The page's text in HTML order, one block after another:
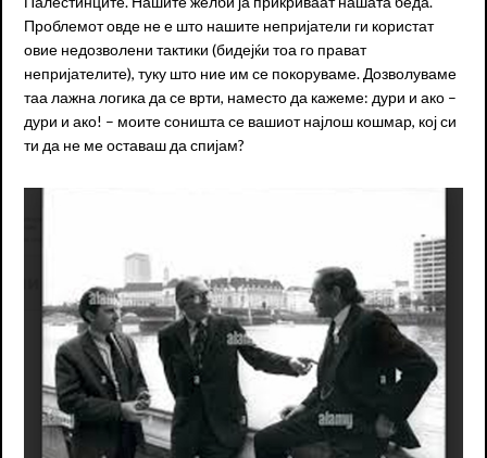
Проблемот овде не е што нашите непријатели ги користат
овие недозволени тактики (бидејќи тоа го прават
непријателите), туку што ние им се покоруваме. Дозволуваме
таа лажна логика да се врти, наместо да кажеме: дури и ако –
дури и ако! – моите соништа се вашиот најлош кошмар, кој си
ти да не ме оставаш да спијам?